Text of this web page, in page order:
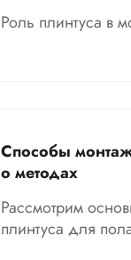
Роль плинтуса в
Способы
о методах
Рассмотрим
плинтуса для